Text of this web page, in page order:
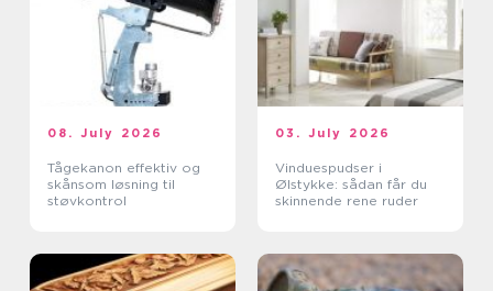
08. July 2026
Tågekanon effektiv og
skånsom løsning til
støvkontrol
03. July 2026
Vinduespudser i
Ølstykke: sådan får du
skinnende rene ruder